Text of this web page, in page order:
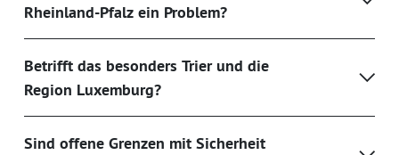
Rheinland-Pfalz ein Problem?
Betrifft das besonders Trier und die
Region Luxemburg?
Sind offene Grenzen mit Sicherheit